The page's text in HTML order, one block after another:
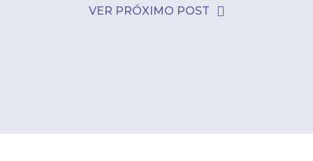
VER PRÓXIMO POST